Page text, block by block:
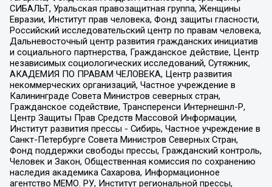
СИБАЛЬТ, Уральская правозащитная группа, Женщины
Евразии, Институт прав человека, Фонд защиты гласности,
Российский исследовательский центр по правам человека,
Дальневосточный центр развития гражданских инициатив
и социального партнерства, Гражданское действие, Центр
независимых социологических исследований, Сутяжник,
АКАДЕМИЯ ПО ПРАВАМ ЧЕЛОВЕКА, Центр развития
некоммерческих организаций, Частное учреждение в
Калининграде Совета Министров северных стран,
Гражданское содействие, Трансперенси Интернешнл-Р,
Центр Защиты Прав Средств Массовой Информации,
Институт развития прессы - Сибирь, Частное учреждение в
Санкт-Петербурге Совета Министров Северных Стран,
Фонд поддержки свободы прессы, Гражданский контроль,
Человек и Закон, Общественная комиссия по сохранению
наследия академика Сахарова, Информационное
агентство МЕМО. РУ, Институт региональной прессы,